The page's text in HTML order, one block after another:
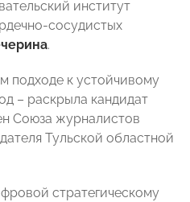
институт
сосудистых
.
подходе к устойчивому
– раскрыла кандидат
Союза журналистов
Тульской областной
стратегическому